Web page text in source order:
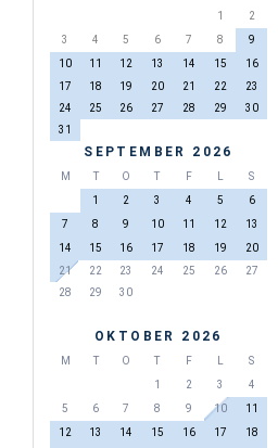
1
2
3
4 5 6 7 8
9
10
11 12 13 14 15
16
17
18 19 20 21 22
23
24
25 26 27 28 29
30
31
SEPTEMBER 2026
M T O T F
S
1
2 3 4 5
6
7
8 9 10 11 12
13
14
15 16 17 18 19
20
21
22 23 24 25 26
27
28
29 30
OKTOBER 2026
M T O T F
S
1
2 3
4
5
6 7 8 9 10
11
12
13 14 15 16 17
18